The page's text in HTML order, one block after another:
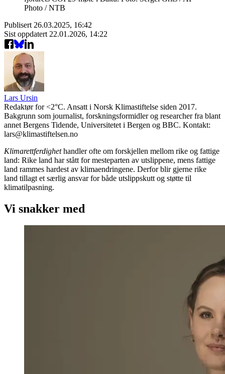
Photo / NTB
Publisert 26.03.2025, 16:42
Sist oppdatert 22.01.2026, 14:22
Lars Ursin
Redaktør for <2°C. Ansatt i Norsk Klimastiftelse siden 2017.
Bakgrunn som journalist, forskningsformidler og researcher fra blant
annet Bergens Tidende, Universitetet i Bergen og BBC. Kontakt:
lars@klimastiftelsen.no
Klimarettferdighethandler ofte om forskjellen mellom rike og fattige
land: Rike land har stått for mesteparten av utslippene, mens fattige
land rammes hardest av klimaendringene. Derfor blir gjerne rike
land tillagt et særlig ansvar for både utslippskutt og støtte til
klimatilpasning.
Vi snakker med